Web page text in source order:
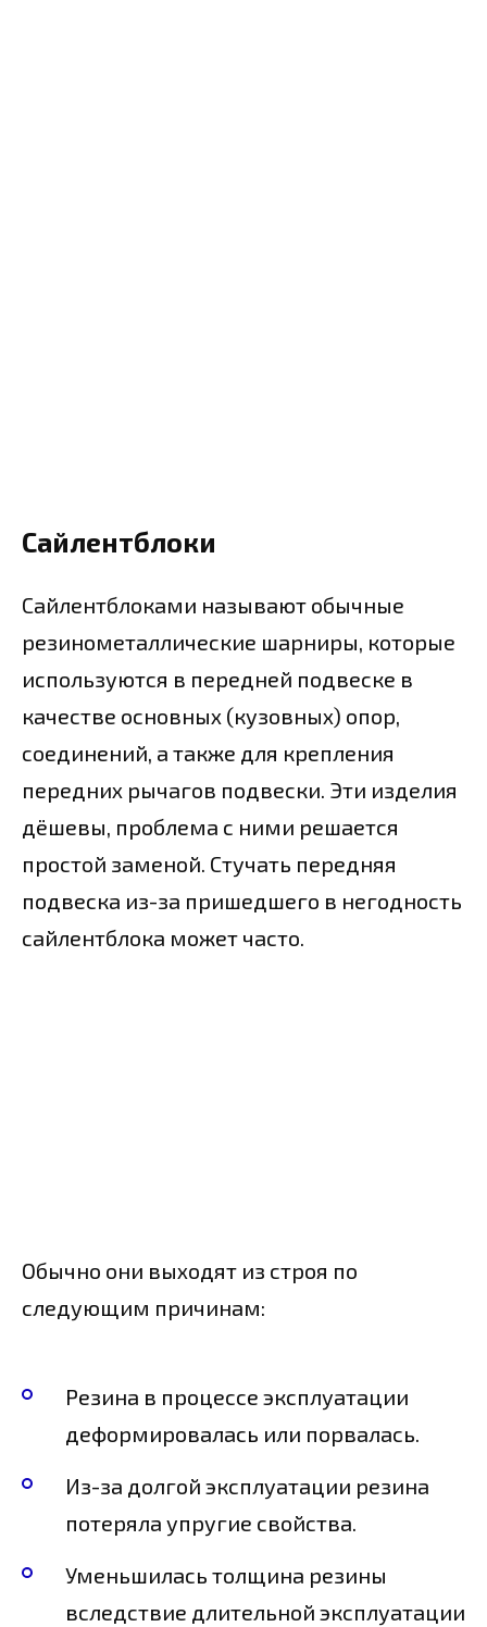
Сайлентблоки
Сайлентблоками называют обычные
резинометаллические шарниры, которые
используются в передней подвеске в
качестве основных (кузовных) опор,
соединений, а также для крепления
передних рычагов подвески. Эти изделия
дёшевы, проблема с ними решается
простой заменой. Стучать передняя
подвеска из-за пришедшего в негодность
сайлентблока может часто.
Обычно они выходят из строя по
следующим причинам:
Резина в процессе эксплуатации
деформировалась или порвалась.
Из-за долгой эксплуатации резина
потеряла упругие свойства.
Уменьшилась толщина резины
вследствие длительной эксплуатации